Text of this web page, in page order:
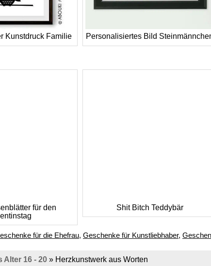
Kunstdruck Familie Personalisiertes Bild
für den
Shit Bitch Teddybär
für die Ehefrau, Geschenke für Kunstliebhaber,
Alter 16 - 20 » Herzkunstwerk aus Worten